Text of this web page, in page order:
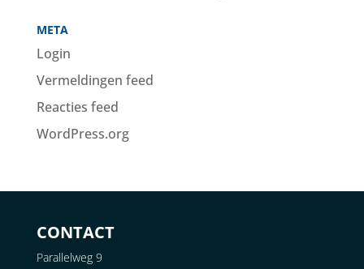
META
Login
Vermeldingen feed
Reacties feed
WordPress.org
CONTACT
Parallelweg 9